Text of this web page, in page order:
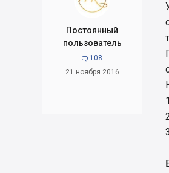
Постоянный
пользователь
 108
21 ноября 2016